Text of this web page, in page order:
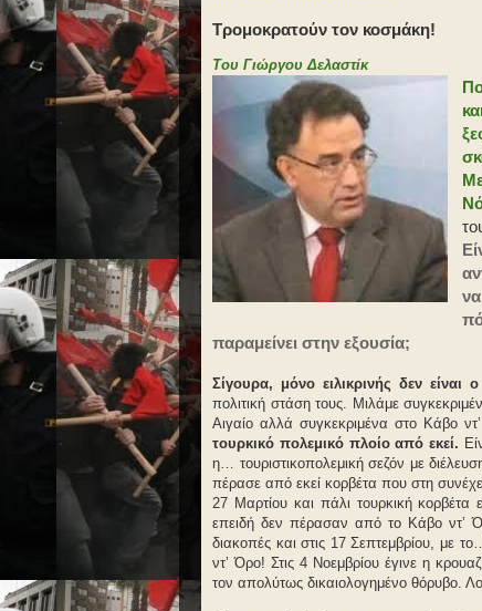
Τρομοκρατούν τον κοσμάκη!
Του Γιώργου Δελαστίκ
παραμείνει στην εξουσία;
Σίγουρα, μόνο ειλικρινής δεν είναι
πολιτική στάση τους. Μιλάμε
Αιγαίο αλλά συγκεκριμένα στο Κάβο
τουρκικό πολεμικό πλοίο από εκεί.
η… τουριστικοπολεμική σεζόν με
πέρασε από εκεί κορβέτα που στη
27 Μαρτίου και πάλι τουρκική
επειδή δεν πέρασαν από το Κάβο ντ’
διακοπές και στις 17 Σεπτεμβρίου, με
ντ’ Όρο! Στις 4 Νοεμβρίου έγινε η
τον απολύτως δικαιολογημένο θόρυβο.